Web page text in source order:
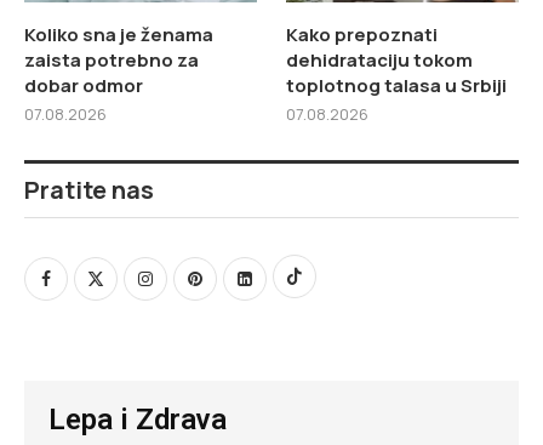
Koliko sna je ženama
zaista potrebno za
dobar odmor
07.08.2026
Kako prepoznati
dehidrataciju tokom
toplotnog talasa u Srbiji
07.08.2026
Pratite nas
Lepa i Zdrava